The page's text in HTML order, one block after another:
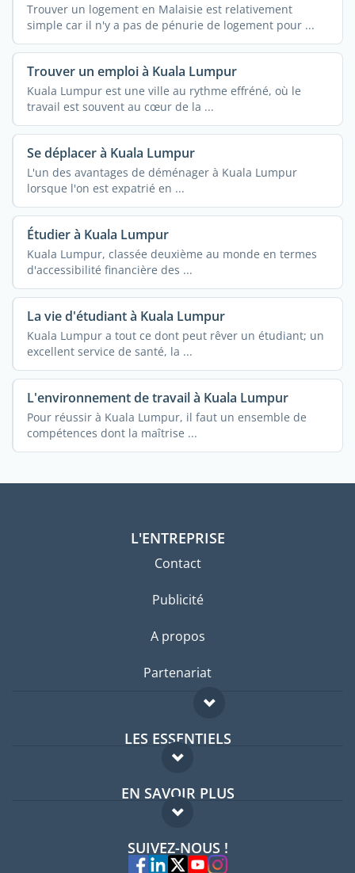
Trouver un logement en Malaisie est relativement
simple car il n'y a pas de pénurie de logement pour ...
Trouver un emploi à Kuala Lumpur
Kuala Lumpur est une ville au rythme effréné, où le
travail est souvent au cœur de la ...
Se déplacer à Kuala Lumpur
L'un des avantages de déménager à Kuala Lumpur
lorsque l'on est expatrié en ...
Étudier à Kuala Lumpur
Kuala Lumpur, classée deuxième au monde en termes
d'accessibilité financière des ...
La vie d'étudiant à Kuala Lumpur
Kuala Lumpur a tout ce dont peut rêver un étudiant; un
excellent service de santé, la ...
L'environnement de travail à Kuala Lumpur
Pour réussir à Kuala Lumpur, il faut un ensemble de
compétences dont la maîtrise ...
L'ENTREPRISE
Contact
Publicité
A propos
Partenariat
LES ESSENTIELS
Forum expatriés
Guides pays
EN SAVOIR PLUS
FAQ
Experts
SUIVEZ-NOUS !